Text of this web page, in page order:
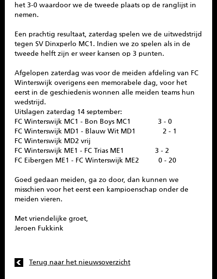
het 3-0 waardoor we de tweede plaats op de ranglijst in
nemen.
Een prachtig resultaat, zaterdag spelen we de uitwedstrijd
tegen SV Dinxperlo MC1. Indien we zo spelen als in de
tweede helft zijn er weer kansen op 3 punten.
Afgelopen zaterdag was voor de meiden afdeling van FC
Winterswijk overigens een memorabele dag, voor het
eerst in de geschiedenis wonnen alle meiden teams hun
wedstrijd.
Uitslagen zaterdag 14 september:
FC Winterswijk MC1 - Bon Boys MC1 3 - 0
FC Winterswijk MD1 - Blauw Wit MD1 2 - 1
FC Winterswijk MD2 vrij
FC Winterswijk ME1 - FC Trias ME1 3 - 2
FC Eibergen ME1 - FC Winterswijk ME2 0 - 20
Goed gedaan meiden, ga zo door, dan kunnen we
misschien voor het eerst een kampioenschap onder de
meiden vieren.
Met vriendelijke groet,
Jeroen Fukkink
Terug naar het nieuwsoverzicht